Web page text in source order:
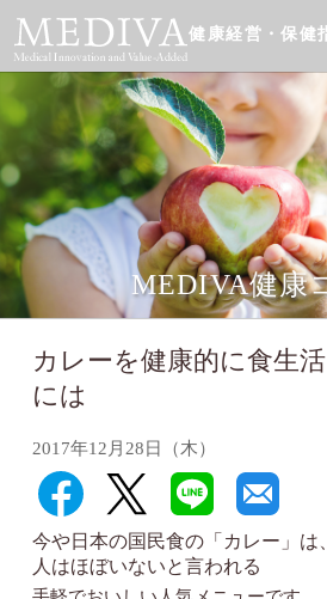
健康経営・保健
MEDIVA健康
カレーを健康的に食生
には
2017年12月28日（木）
今や日本の国民食の「カレー」は
人はほぼいないと言われる